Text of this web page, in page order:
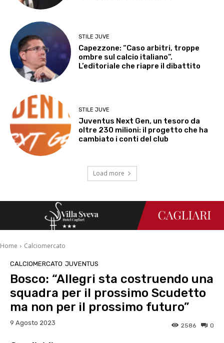
STILE JUVE
Capezzone: “Caso arbitri, troppe
ombre sul calcio italiano”.
L’editoriale che riapre il dibattito
STILE JUVE
Juventus Next Gen, un tesoro da
oltre 230 milioni: il progetto che ha
cambiato i conti del club
Load more